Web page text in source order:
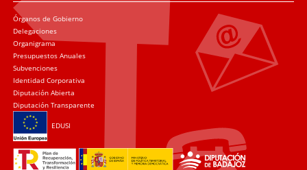
Órganos de Gobierno
Delegaciones
Organigrama
Presupuestos Anuales
Subvenciones
Identidad Corporativa
Diputación Abierta
Diputación Transparente
EDUSI